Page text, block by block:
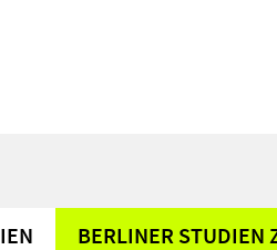
BERLINER STUDIEN